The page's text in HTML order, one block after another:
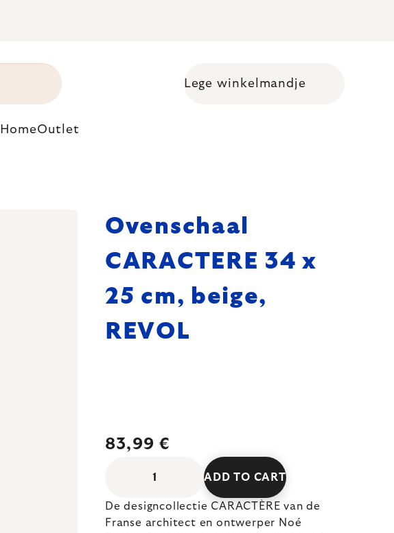
Shopping cart
Lege winkelmandje
HomeOutlet
Ovenschaal
CARACTERE 34 x
25 cm, beige,
REVOL
83,99 €
ADD TO CART
De designcollectie CARACTÈRE van de
Franse architect en ontwerper Noé